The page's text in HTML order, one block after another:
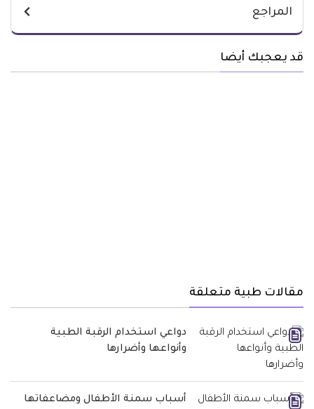
المراجع
قد يعجبك أيضا
مقالات طبية متعلقة
دواعي استخدام الرقبة الطبية
وأنواعها وأضرارها
أسباب سمنة الأطفال ومضاعفاتها